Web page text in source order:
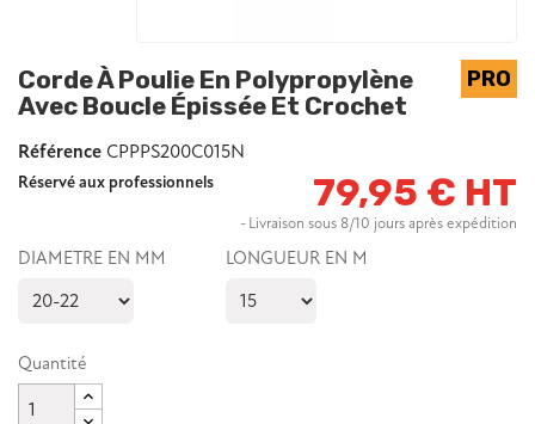
Corde À Poulie En Polypropylène
Avec Boucle Épissée Et Crochet
Référence CPPPS200C015N
79,95 € HT
Réservé aux professionnels
Livraison sous 8/10 jours après expédition
DIAMETRE EN MM LONGUEUR EN M
Quantité